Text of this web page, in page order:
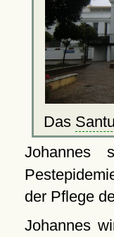
Das
der Pflege
Johannes